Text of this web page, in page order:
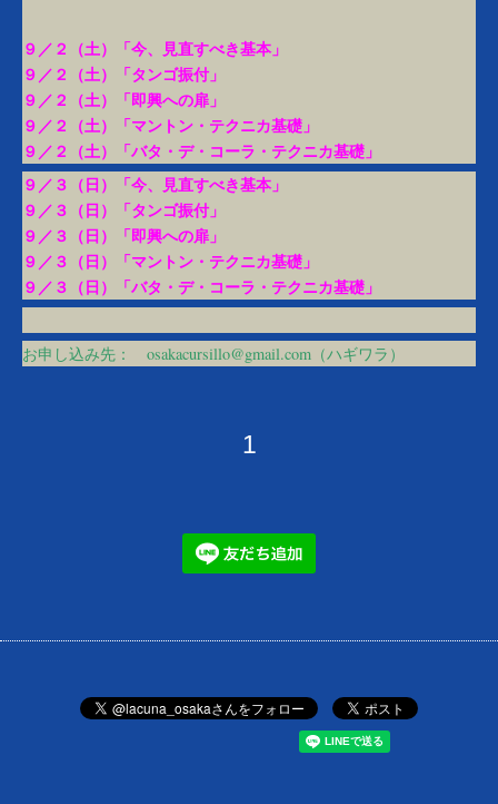
９／２（土）「今、見直すべき基本」
９／２（土）「タンゴ振付」
９／２（土）「即興への扉」
９／２（土）「マントン・テクニカ基礎」
９／２（土）「バタ・デ・コーラ・テクニカ基礎」
９／３（日）「今、見直すべき基本」
９／３（日）「タンゴ振付」
９／３（日）「即興への扉」
９／３（日）「マントン・テクニカ基礎」
９／３（日）「バタ・デ・コーラ・テクニカ基礎」
お申し込み先： osakacursillo@gmail.com（ハギワラ）
1